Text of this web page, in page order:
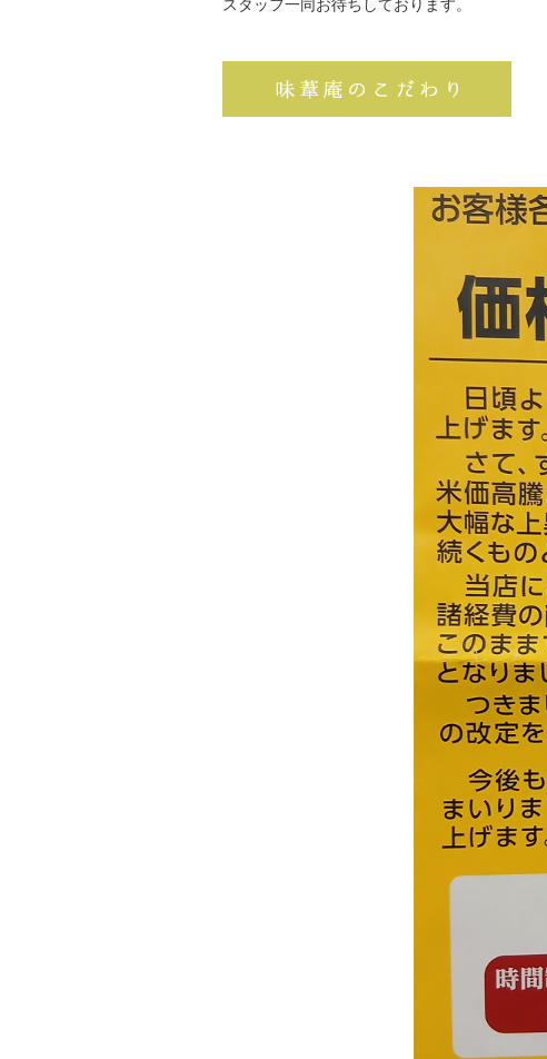
スタッフ一同お待ちしております。